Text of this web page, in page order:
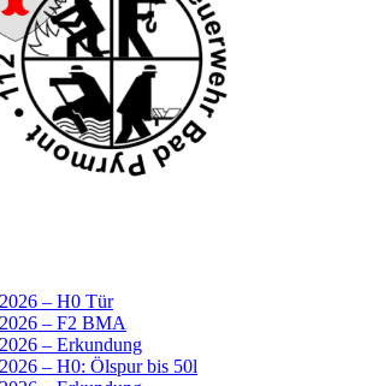
– H0 Tür
– F2 BMA
– Erkundung
– H0: Ölspur bis 50l